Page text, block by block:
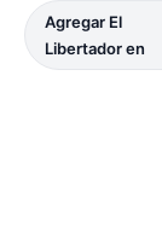
Agregar El
Libertador en